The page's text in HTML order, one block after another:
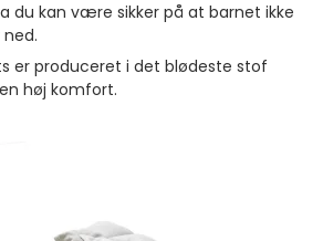
du kan være sikker på at barnet ikke
er produceret i det blødeste stof
høj komfort.